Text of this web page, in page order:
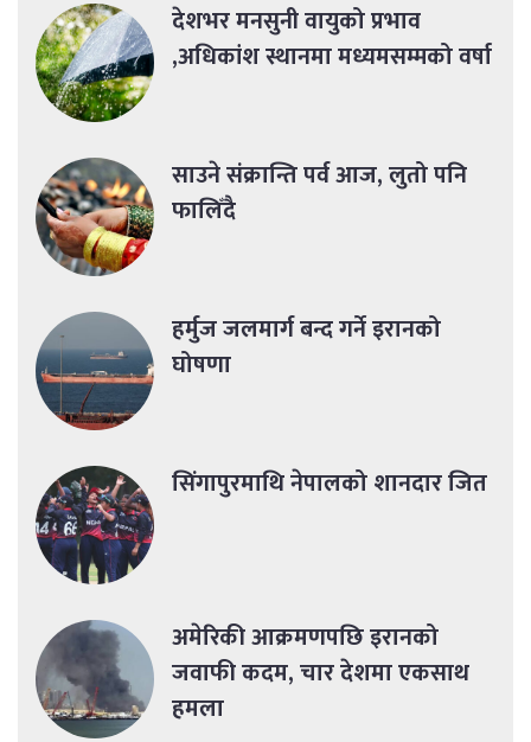
देशभर मनसुनी वायुको प्रभाव
,अधिकांश स्थानमा मध्यमसम्मको वर्षा
साउने संक्रान्ति पर्व आज, लुतो पनि
फालिँदै
हर्मुज जलमार्ग बन्द गर्ने इरानको
घोषणा
सिंगापुरमाथि नेपालको शानदार जित
अमेरिकी आक्रमणपछि इरानको
जवाफी कदम, चार देशमा एकसाथ
हमला